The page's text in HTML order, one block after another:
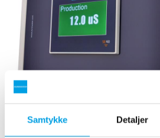
Samtykke Detaljer